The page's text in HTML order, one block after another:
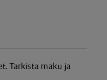
Tarkista maku ja